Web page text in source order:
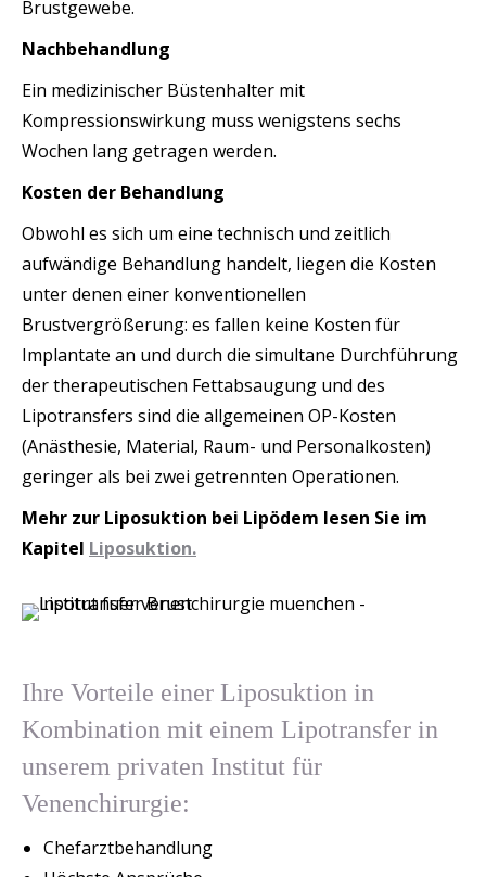
Brustgewebe.
Nachbehandlung
Ein medizinischer Büstenhalter mit
Kompressionswirkung muss wenigstens sechs
Wochen lang getragen werden.
Kosten der Behandlung
Obwohl es sich um eine technisch und zeitlich
aufwändige Behandlung handelt, liegen die Kosten
unter denen einer konventionellen
Brustvergrößerung: es fallen keine Kosten für
Implantate an und durch die simultane Durchführung
der therapeutischen Fettabsaugung und des
Lipotransfers sind die allgemeinen OP-Kosten
(Anästhesie, Material, Raum- und Personalkosten)
geringer als bei zwei getrennten Operationen.
Mehr zur Liposuktion bei Lipödem lesen Sie im
Kapitel Liposuktion.
Ihre Vorteile einer Liposuktion in
Kombination mit einem Lipotransfer in
unserem privaten Institut für
Venenchirurgie:
Chefarztbehandlung